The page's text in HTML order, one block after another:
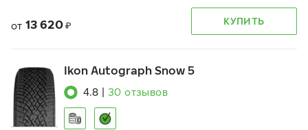
от 13 620 ₽ КУПИТЬ
Ikon Autograph Snow 5
4.8 30 отзывов